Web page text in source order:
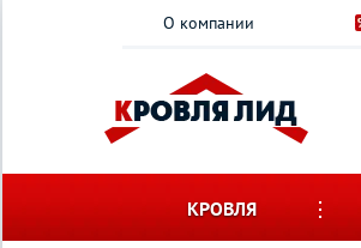
О компании
КРОВЛЯ